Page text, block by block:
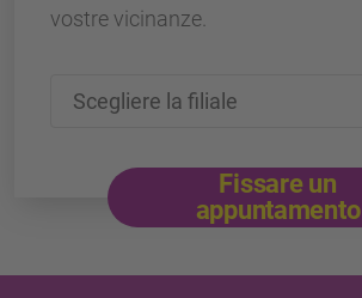
vostre vicinanze.
Fissare un
appuntamento